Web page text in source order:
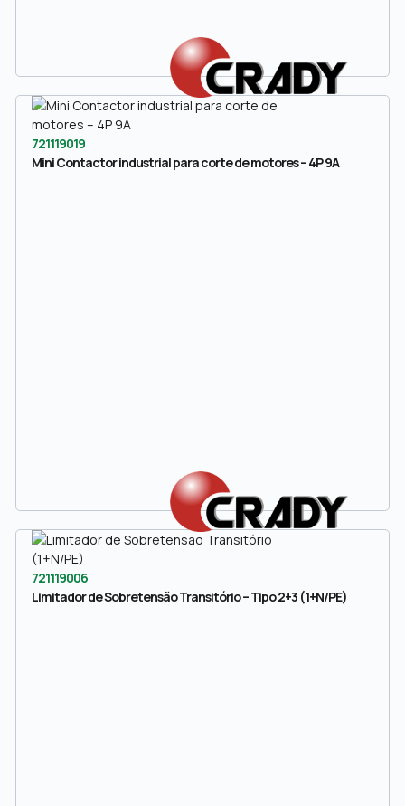
721119019
Mini Contactor industrial para corte de motores – 4P 9A
721119006
Limitador de Sobretensão Transitório – Tipo 2+3 (1+N/PE)